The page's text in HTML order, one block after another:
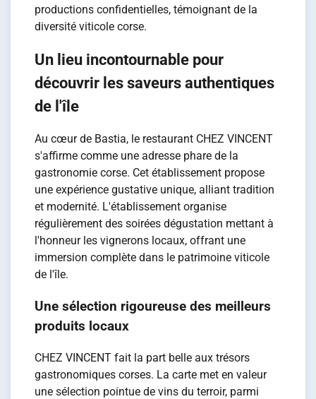
productions confidentielles, témoignant de la
diversité viticole corse.
Un lieu incontournable pour
découvrir les saveurs authentiques
de l'île
Au cœur de Bastia, le restaurant CHEZ VINCENT
s'affirme comme une adresse phare de la
gastronomie corse. Cet établissement propose
une expérience gustative unique, alliant tradition
et modernité. L'établissement organise
régulièrement des soirées dégustation mettant à
l'honneur les vignerons locaux, offrant une
immersion complète dans le patrimoine viticole
de l'île.
Une sélection rigoureuse des meilleurs
produits locaux
CHEZ VINCENT fait la part belle aux trésors
gastronomiques corses. La carte met en valeur
une sélection pointue de vins du terroir, parmi